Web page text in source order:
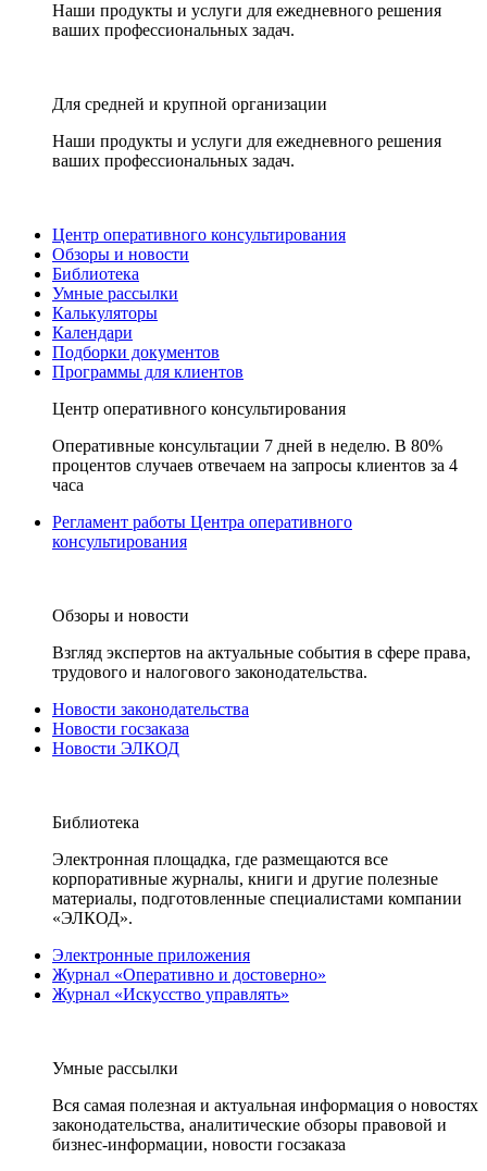
Наши продукты и услуги для ежедневного решения
ваших профессиональных задач.
Для средней и крупной организации
Наши продукты и услуги для ежедневного решения
ваших профессиональных задач.
Центр оперативного консультирования
Обзоры и новости
Библиотека
Умные рассылки
Калькуляторы
Календари
Подборки документов
Программы для клиентов
Центр оперативного консультирования
Оперативные консультации 7 дней в неделю. В 80%
процентов случаев отвечаем на запросы клиентов за 4
часа
Регламент работы Центра оперативного
консультирования
Обзоры и новости
Взгляд экспертов на актуальные события в сфере права,
трудового и налогового законодательства.
Новости законодательства
Новости госзаказа
Новости ЭЛКОД
Библиотека
Электронная площадка, где размещаются все
корпоративные журналы, книги и другие полезные
материалы, подготовленные специалистами компании
«ЭЛКОД».
Электронные приложения
Журнал «Оперативно и достоверно»
Журнал «Искусство управлять»
Умные рассылки
Вся самая полезная и актуальная информация о новостях
законодательства, аналитические обзоры правовой и
бизнес-информации, новости госзаказа